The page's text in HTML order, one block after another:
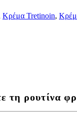
Κρέμα Tretinoin,
ρουτίνα